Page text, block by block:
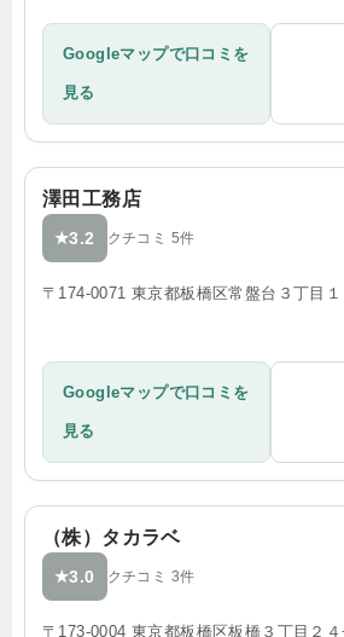
Googleマップで口コミを
見る
澤田工務店
★3.2 クチコミ 5件
〒174-0071 東京都板橋区常盤台３丁目１
Googleマップで口コミを
見る
（株）タカラベ
★3.0 クチコミ 3件
〒173-0004 東京都板橋区板橋３丁目２４